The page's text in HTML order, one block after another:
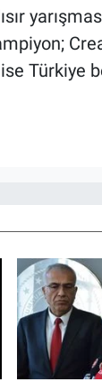
ise Türkiye